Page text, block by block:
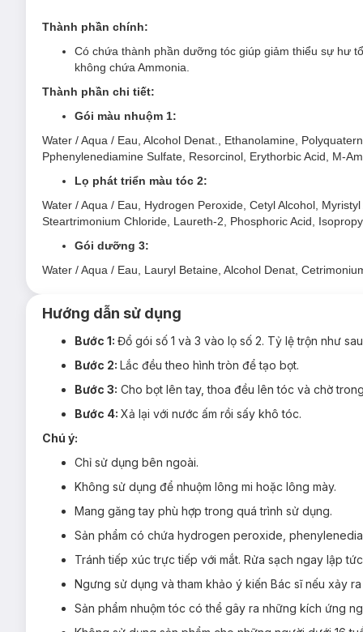
Thành phần chính:
Có chứa thành phần dưỡng tóc giúp giảm thiểu sự hư
không chứa Ammonia.
Thành phần chi tiết:
Gói màu nhuộm 1:
Water / Aqua / Eau, Alcohol Denat., Ethanolamine,
Pphenylenediamine Sulfate, Resorcinol, Erythorbic Acid, M-
Lọ phát triển màu tóc 2:
Water / Aqua / Eau, Hydrogen Peroxide, Cetyl Alcohol,
Steartrimonium Chloride, Laureth-2, Phosphoric Acid,
Gói dưỡng 3:
Water / Aqua / Eau, Lauryl Betaine, Alcohol Denat,
Hướng dẫn sử dụng
Bước 1: Đổ gói số 1 và 3 vào lọ số 2. Tỷ lệ trộn như
Bước 2: Lắc đều theo hình tròn để tạo bọt.
Bước 3: Cho bọt lên tay, thoa đều lên tóc và chờ
Bước 4: Xả lại với nước ấm rồi sấy khô tóc.
Chú ý:
Chỉ sử dụng bên ngoài.
Không sử dụng để nhuộm lông mi hoặc lông mày.
Mang găng tay phù hợp trong quá trình sử dụng.
Sản phẩm có chứa hydrogen peroxide,
Tránh tiếp xúc trực tiếp với mắt. Rửa sạch ngay lập
Ngưng sử dụng và tham khảo ý kiến Bác sĩ nếu xảy
Sản phẩm nhuộm tóc có thể gây ra những kích ứng